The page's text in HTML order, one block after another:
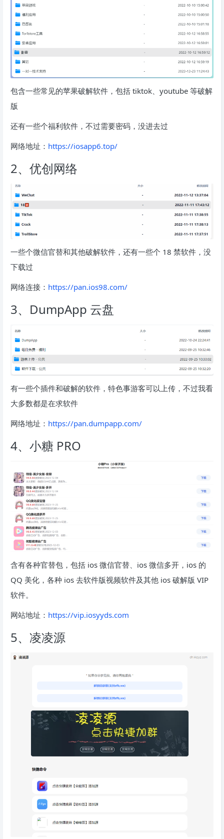
包含一些常见的苹果破解软件，包括 tiktok、youtube 等破解
版
还有一些个福利软件，不过需要密码，没进去过
网络地址： https://iosapp6.top/
2、优创网络
一些个微信官替和其他破解软件，还有一些个 18 禁软件，没
下载过
网络连接： https://pan.ios98.com/
3、DumpApp 云盘
有一些个插件和破解的软件，特色事游客可以上传，不过我看
大多数都是在求软件
网络地址： https://pan.dumpapp.com/
4、小糖 PRO
含有各种官替包，包括 ios 微信官替、ios 微信多开，ios 的
QQ 美化，各种 ios 去软件版视频软件及其他 ios 破解版 VIP
软件。
网站地址： https://vip.iosyyds.com
5、凌凌源